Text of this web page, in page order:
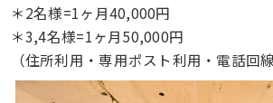
＊2名様=1ヶ月40,000円
＊3,4名様=1ヶ月50,000円
（住所利用・専用ポスト利用・電話回